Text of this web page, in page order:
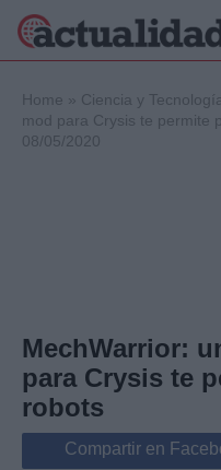
Internacional
Viajes
Home » Ciencia y Tecnología
mod para Crysis te permite
08/05/2020
MechWarrior:
para Crysis te
robots
Compartir en